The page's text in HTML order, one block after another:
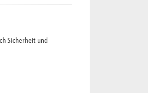
Sicherheit und